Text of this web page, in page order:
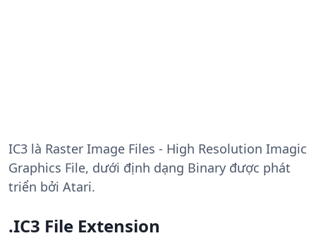
IC3 là Raster Image Files - High Resolution Imagic
Graphics File, dưới định dạng Binary được phát
triển bởi Atari.
.IC3 File Extension